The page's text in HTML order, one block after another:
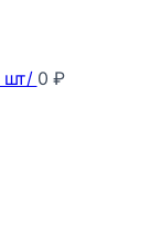
шт/ 0 ₽